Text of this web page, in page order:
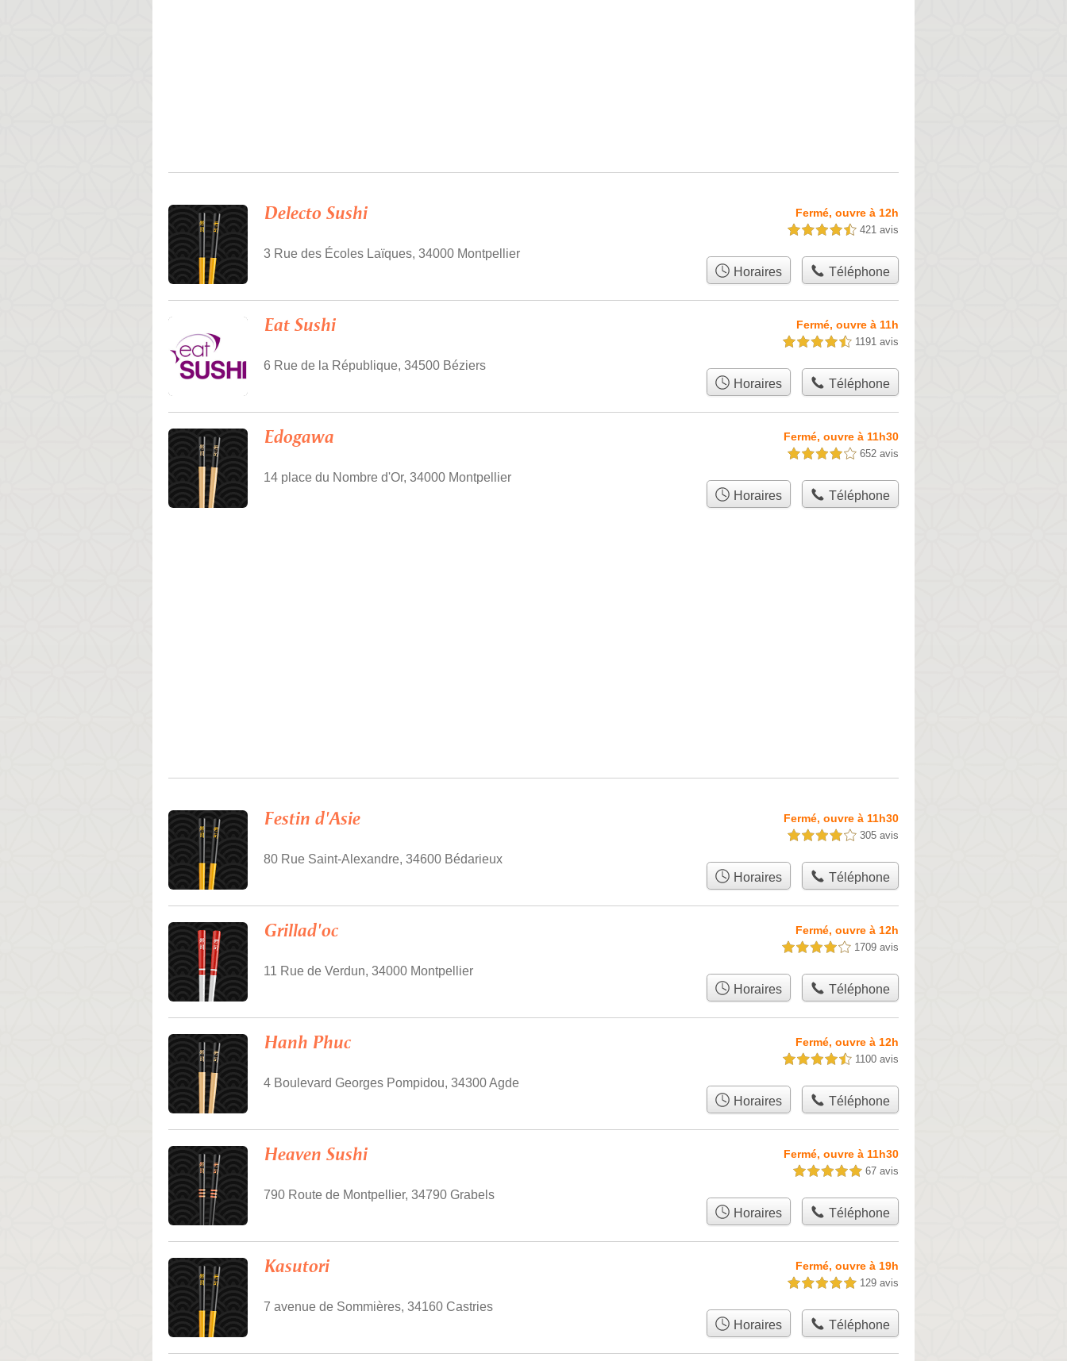
Delecto Sushi
3 Rue des Écoles Laïques, 34000 Montpellier
Fermé, ouvre à 12h
4,5 étoiles sur 5 421 avis
Horaires Téléphone
Eat Sushi
6 Rue de la République, 34500 Béziers
Fermé, ouvre à 11h
4,5 étoiles sur 5 1191 avis
Horaires Téléphone
Edogawa
14 place du Nombre d'Or, 34000 Montpellier
Fermé, ouvre à 11h30
4,0 étoiles sur 5 652 avis
Horaires Téléphone
Festin d'Asie
80 Rue Saint-Alexandre, 34600 Bédarieux
Fermé, ouvre à 11h30
4,0 étoiles sur 5 305 avis
Horaires Téléphone
Grillad'oc
11 Rue de Verdun, 34000 Montpellier
Fermé, ouvre à 12h
4,0 étoiles sur 5 1709 avis
Horaires Téléphone
Hanh Phuc
4 Boulevard Georges Pompidou, 34300 Agde
Fermé, ouvre à 12h
4,5 étoiles sur 5 1100 avis
Horaires Téléphone
Heaven Sushi
790 Route de Montpellier, 34790 Grabels
Fermé, ouvre à 11h30
5,0 étoiles sur 5 67 avis
Horaires Téléphone
Kasutori
7 avenue de Sommières, 34160 Castries
Fermé, ouvre à 19h
5,0 étoiles sur 5 129 avis
Horaires Téléphone